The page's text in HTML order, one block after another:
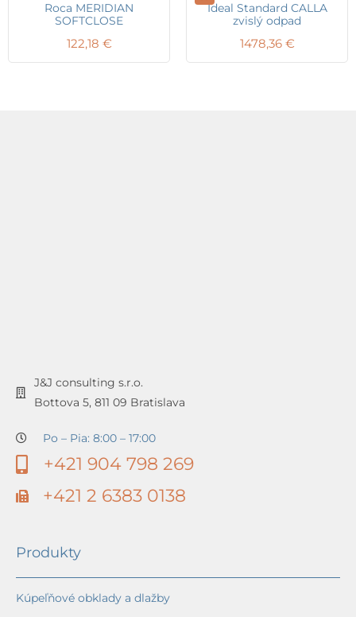
Roca MERIDIAN
SOFTCLOSE
122,18 €
Ideal Standard CALLA
zvislý odpad
1478,36 €
J&J consulting s.r.o.
Bottova 5, 811 09 Bratislava
Po – Pia: 8:00 – 17:00
+421 904 798 269
+421 2 6383 0138
Produkty
Kúpeľňové obklady a dlažby